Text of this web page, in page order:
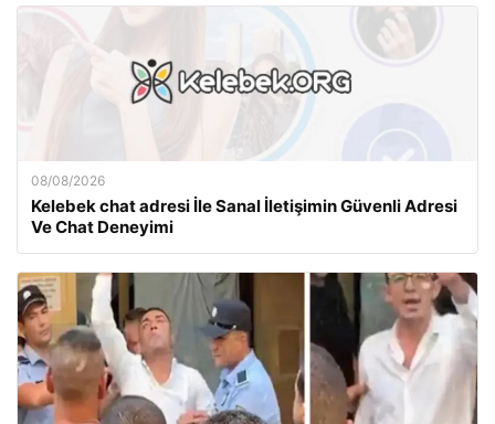
08/08/2026
Kelebek chat adresi İle Sanal İletişimin Güvenli Adresi
Ve Chat Deneyimi